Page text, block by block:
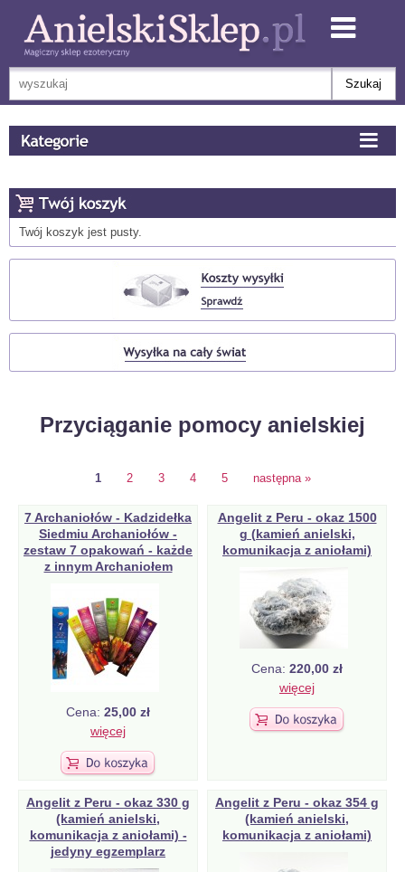
Twój koszyk jest pusty.
Przyciąganie pomocy anielskiej
1 2 3 4 5 następna »
7 Archaniołów - Kadzidełka
Siedmiu Archaniołów -
zestaw 7 opakowań - każde
z innym Archaniołem
Cena: 25,00 zł
więcej
Angelit z Peru - okaz 1500
g (kamień anielski,
komunikacja z aniołami)
Cena: 220,00 zł
więcej
Angelit z Peru - okaz 330 g
(kamień anielski,
komunikacja z aniołami) -
jedyny egzemplarz
Angelit z Peru - okaz 354 g
(kamień anielski,
komunikacja z aniołami)